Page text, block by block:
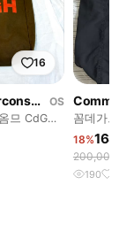
16
Comme des Garcons Homme
OS
므 CdGH
꼼데가
18%
200,000
190